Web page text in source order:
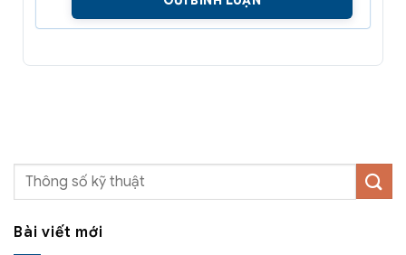
Bài viết mới